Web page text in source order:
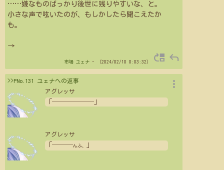
……嫌なものばっかり後世に残りやすいな、と。
小さな声で呟いたのが、もしかしたら聞こえたか
も。
→
市場 ユェナ - （2024/02/10 0:03:32） move_up reply
>>PNo.131 ユェナへの返事
アグレッサ
「──────」
アグレッサ
「───んふ、
more_vert